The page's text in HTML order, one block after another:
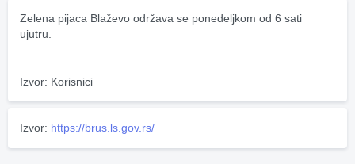
Zelena pijaca Blaževo održava se ponedeljkom od 6 sati
ujutru.
Izvor: Korisnici
Izvor: https://brus.ls.gov.rs/